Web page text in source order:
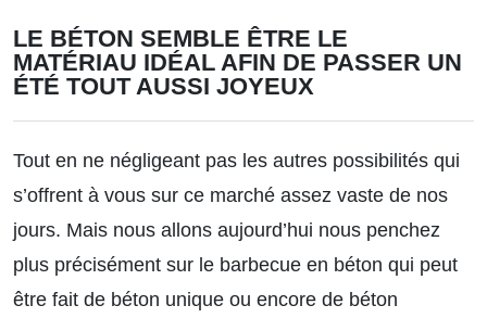
LE BÉTON SEMBLE ÊTRE LE
MATÉRIAU IDÉAL AFIN DE PASSER UN
ÉTÉ TOUT AUSSI JOYEUX
Tout en ne négligeant pas les autres possibilités qui
s’offrent à vous sur ce marché assez vaste de nos
jours. Mais nous allons aujourd’hui nous penchez
plus précisément sur le barbecue en béton qui peut
être fait de béton unique ou encore de béton